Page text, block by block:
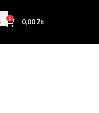
0 0,00 ZŁ